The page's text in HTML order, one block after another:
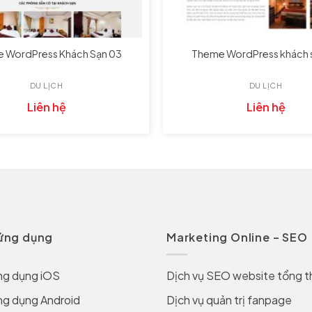
DU LỊCH
WordPress Khách Sạn 03
Liên hệ
DU LỊCH
Theme WordPress khách
Liên hệ
dụng
dụng iOS
dụng Android
Marketing Online – SEO
Dịch vụ SEO website tổng
Dịch vụ quản trị fanpage